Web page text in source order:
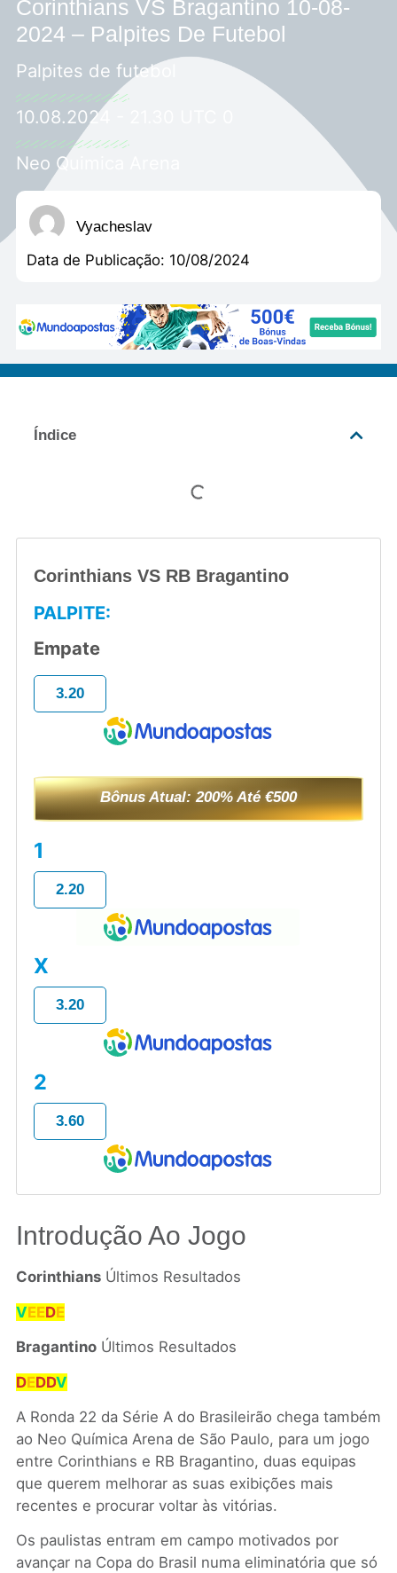
Corinthians VS Bragantino 10-08-
2024 – Palpites De Futebol
Palpites de futebol
10.08.2024 - 21.30 UTC 0
Neo Quimica Arena
Vyacheslav
Data de Publicação: 10/08/2024
Índice
Corinthians VS RB Bragantino
PALPITE:
Empate
3.20
Bônus Atual: 200% Até €500
1
2.20
X
3.20
2
3.60
Introdução Ao Jogo
CorinthiansÚltimos Resultados
VEEDE
BragantinoÚltimos Resultados
DEDDV
A Ronda 22 da Série A do Brasileirão chega também
ao Neo Química Arena de São Paulo, para um jogo
entre Corinthians e RB Bragantino, duas equipas
que querem melhorar as suas exibições mais
recentes e procurar voltar às vitórias.
Os paulistas entram em campo motivados por
avançar na Copa do Brasil numa eliminatória que só